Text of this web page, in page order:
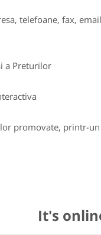
telefoane, fax,
a Preturilor
promovate, printr-
It's